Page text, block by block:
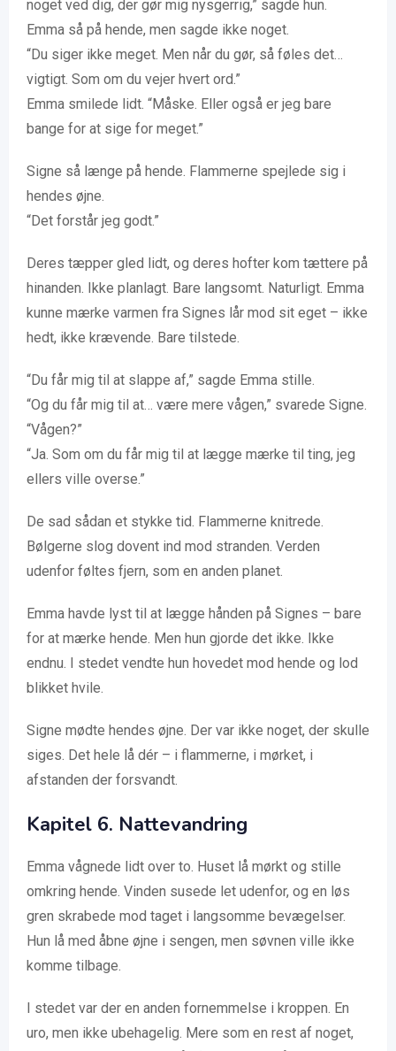
noget ved dig, der gør mig nysgerrig,” sagde hun.
Emma så på hende, men sagde ikke noget.
“Du siger ikke meget. Men når du gør, så føles det…
vigtigt. Som om du vejer hvert ord.”
Emma smilede lidt. “Måske. Eller også er jeg bare
bange for at sige for meget.”
Signe så længe på hende. Flammerne spejlede sig i
hendes øjne.
“Det forstår jeg godt.”
Deres tæpper gled lidt, og deres hofter kom tættere på
hinanden. Ikke planlagt. Bare langsomt. Naturligt. Emma
kunne mærke varmen fra Signes lår mod sit eget – ikke
hedt, ikke krævende. Bare tilstede.
“Du får mig til at slappe af,” sagde Emma stille.
“Og du får mig til at… være mere vågen,” svarede Signe.
“Vågen?”
“Ja. Som om du får mig til at lægge mærke til ting, jeg
ellers ville overse.”
De sad sådan et stykke tid. Flammerne knitrede.
Bølgerne slog dovent ind mod stranden. Verden
udenfor føltes fjern, som en anden planet.
Emma havde lyst til at lægge hånden på Signes – bare
for at mærke hende. Men hun gjorde det ikke. Ikke
endnu. I stedet vendte hun hovedet mod hende og lod
blikket hvile.
Signe mødte hendes øjne. Der var ikke noget, der skulle
siges. Det hele lå dér – i flammerne, i mørket, i
afstanden der forsvandt.
Kapitel 6. Nattevandring
Emma vågnede lidt over to. Huset lå mørkt og stille
omkring hende. Vinden susede let udenfor, og en løs
gren skrabede mod taget i langsomme bevægelser.
Hun lå med åbne øjne i sengen, men søvnen ville ikke
komme tilbage.
I stedet var der en anden fornemmelse i kroppen. En
uro, men ikke ubehagelig. Mere som en rest af noget,